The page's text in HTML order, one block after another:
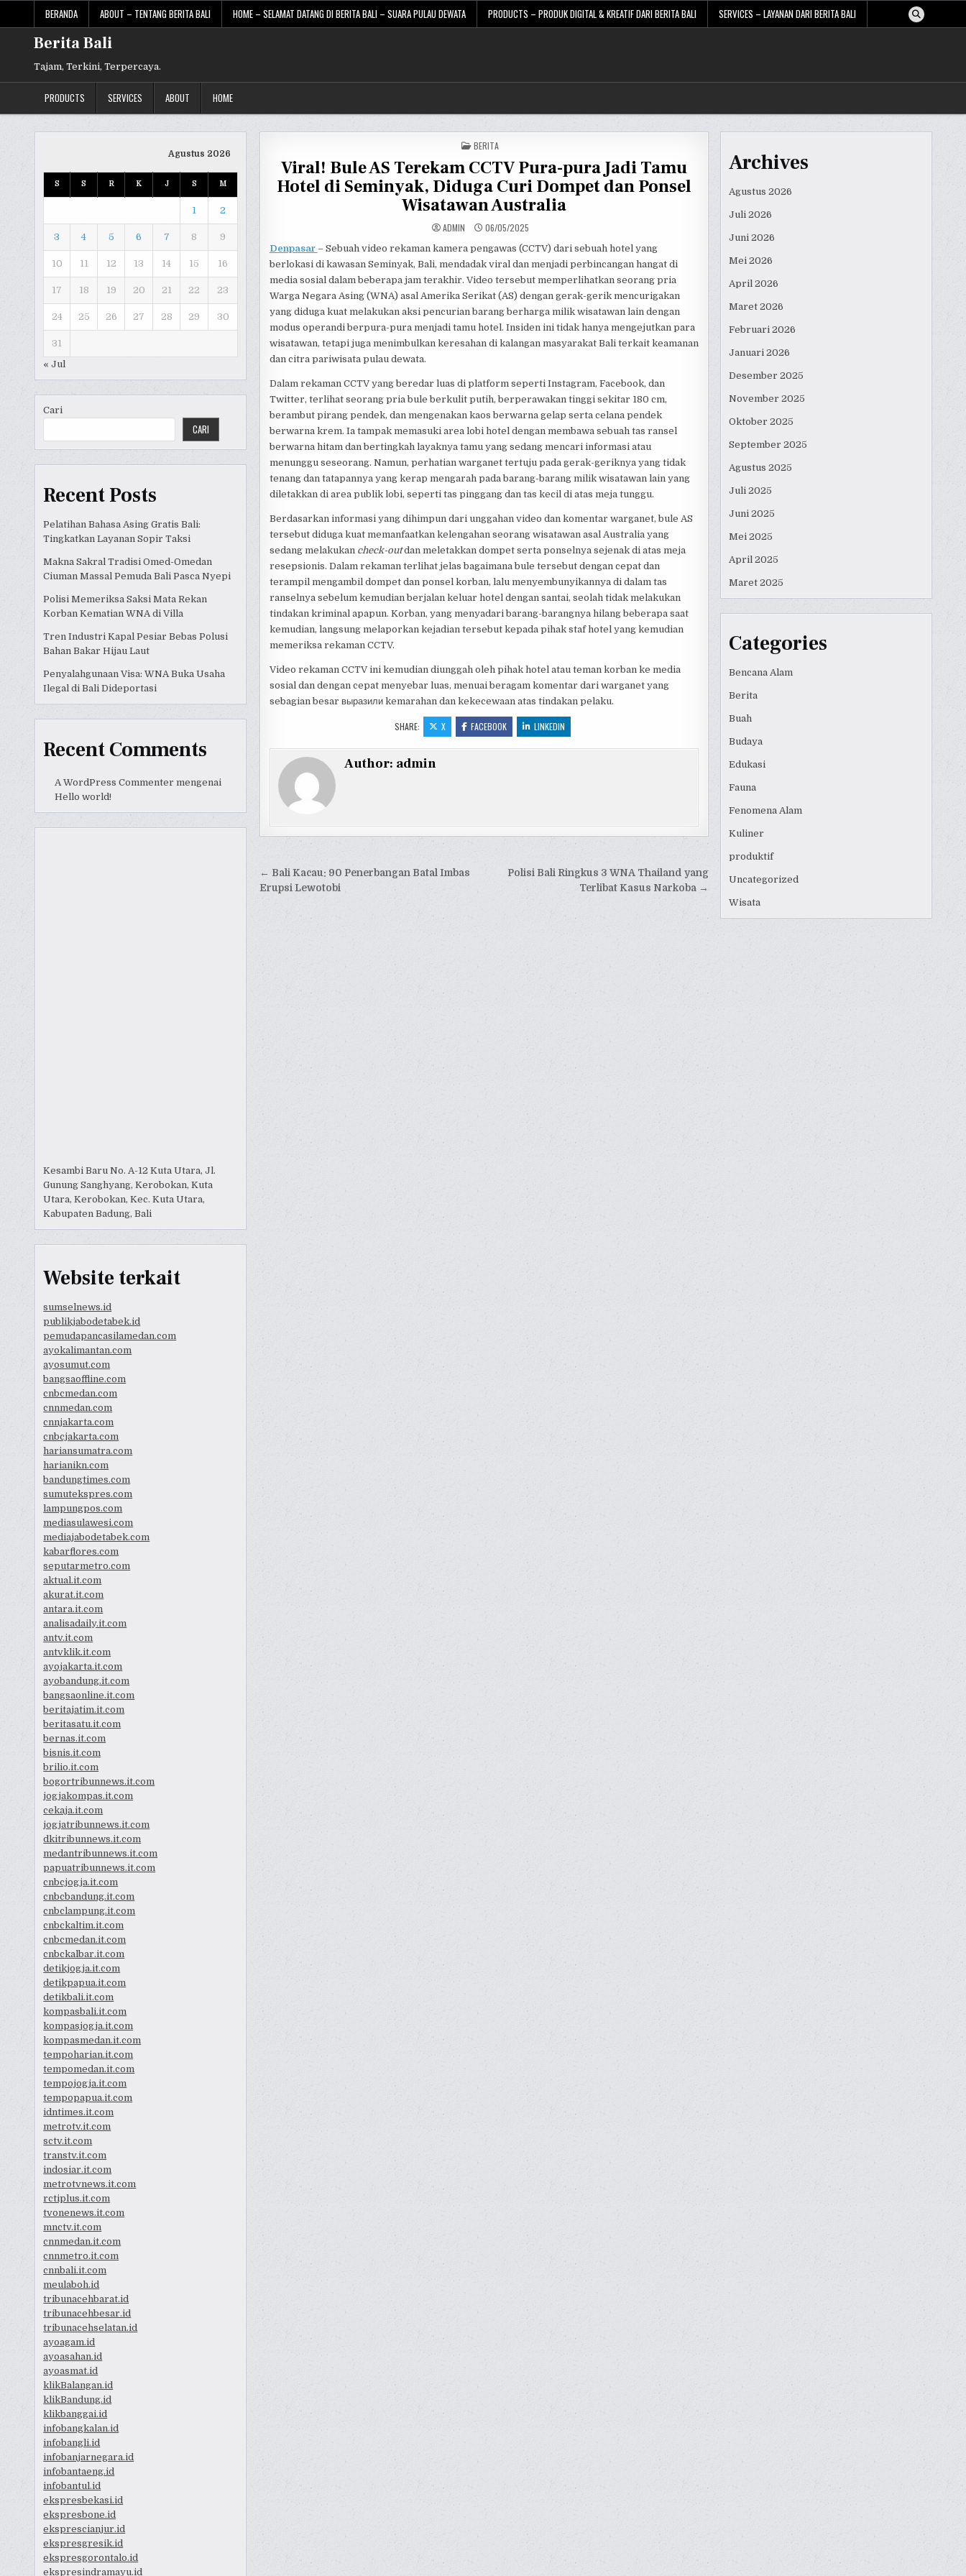
content
BERANDA ABOUT – TENTANG BERITA BALI HOME – SELAMAT DATANG DI BERITA BALI – SUARA PULAU DEWATA PRODUCTS – PRODUK DIGITAL & KREATIF DARI BERITA BALI SERVICES – LAYANAN DARI BERITA BALI
Berita Bali
Tajam, Terkini, Terpercaya.
PRODUCTS SERVICES ABOUT HOME
Agustus 2026
S S R K J S M
1 2
3 4 5 6 7 8 9
10 11 12 13 14 15 16
17 18 19 20 21 22 23
24 25 26 27 28 29 30
31
« Jul
Cari
CARI
Recent Posts
Pelatihan Bahasa Asing Gratis Bali:
Tingkatkan Layanan Sopir Taksi
Makna Sakral Tradisi Omed-Omedan
Ciuman Massal Pemuda Bali Pasca Nyepi
Polisi Memeriksa Saksi Mata Rekan
Korban Kematian WNA di Villa
Tren Industri Kapal Pesiar Bebas Polusi
Bahan Bakar Hijau Laut
Penyalahgunaan Visa: WNA Buka Usaha
Ilegal di Bali Dideportasi
Recent Comments
A WordPress Commenter mengenai
Hello world!
Kesambi Baru No. A-12 Kuta Utara, Jl.
Gunung Sanghyang, Kerobokan, Kuta
Utara, Kerobokan, Kec. Kuta Utara,
Kabupaten Badung, Bali
Website terkait
sumselnews.id
publikjabodetabek.id
pemudapancasilamedan.com
ayokalimantan.com
ayosumut.com
bangsaoffline.com
cnbcmedan.com
cnnmedan.com
cnnjakarta.com
cnbcjakarta.com
hariansumatra.com
harianikn.com
bandungtimes.com
sumutekspres.com
lampungpos.com
mediasulawesi.com
mediajabodetabek.com
kabarflores.com
seputarmetro.com
aktual.it.com
akurat.it.com
antara.it.com
analisadaily.it.com
antv.it.com
antvklik.it.com
ayojakarta.it.com
ayobandung.it.com
bangsaonline.it.com
beritajatim.it.com
beritasatu.it.com
bernas.it.com
bisnis.it.com
brilio.it.com
bogortribunnews.it.com
jogjakompas.it.com
cekaja.it.com
jogjatribunnews.it.com
dkitribunnews.it.com
medantribunnews.it.com
papuatribunnews.it.com
cnbcjogja.it.com
cnbcbandung.it.com
cnbclampung.it.com
cnbckaltim.it.com
cnbcmedan.it.com
cnbckalbar.it.com
detikjogja.it.com
detikpapua.it.com
detikbali.it.com
kompasbali.it.com
kompasjogja.it.com
kompasmedan.it.com
tempoharian.it.com
tempomedan.it.com
tempojogja.it.com
tempopapua.it.com
idntimes.it.com
metrotv.it.com
sctv.it.com
transtv.it.com
indosiar.it.com
metrotvnews.it.com
rctiplus.it.com
tvonenews.it.com
mnctv.it.com
cnnmedan.it.com
cnnmetro.it.com
cnnbali.it.com
meulaboh.id
tribunacehbarat.id
tribunacehbesar.id
tribunacehselatan.id
ayoagam.id
ayoasahan.id
ayoasmat.id
klikBalangan.id
klikBandung.id
klikbanggai.id
infobangkalan.id
infobangli.id
infobanjarnegara.id
infobantaeng.id
infobantul.id
ekspresbekasi.id
ekspresbone.id
eksprescianjur.id
ekspresgresik.id
ekspresgorontalo.id
ekspresindramayu.id
POSTED
IN
BERITA
Viral! Bule AS Terekam CCTV Pura-pura Jadi Tamu
Hotel di Seminyak, Diduga Curi Dompet dan Ponsel
Wisatawan Australia
ADMIN 06/05/2025
Denpasar – Sebuah video rekaman kamera pengawas (CCTV) dari sebuah hotel yang
berlokasi di kawasan Seminyak, Bali, mendadak viral dan menjadi perbincangan hangat di
media sosial dalam beberapa jam terakhir. Video tersebut memperlihatkan seorang pria
Warga Negara Asing (WNA) asal Amerika Serikat (AS) dengan gerak-gerik mencurigakan
yang diduga kuat melakukan aksi pencurian barang berharga milik wisatawan lain dengan
modus operandi berpura-pura menjadi tamu hotel. Insiden ini tidak hanya mengejutkan para
wisatawan, tetapi juga menimbulkan keresahan di kalangan masyarakat Bali terkait keamanan
dan citra pariwisata pulau dewata.
Dalam rekaman CCTV yang beredar luas di platform seperti Instagram, Facebook, dan
Twitter, terlihat seorang pria bule berkulit putih, berperawakan tinggi sekitar 180 cm,
berambut pirang pendek, dan mengenakan kaos berwarna gelap serta celana pendek
berwarna krem. Ia tampak memasuki area lobi hotel dengan membawa sebuah tas ransel
berwarna hitam dan bertingkah layaknya tamu yang sedang mencari informasi atau
menunggu seseorang. Namun, perhatian warganet tertuju pada gerak-geriknya yang tidak
tenang dan tatapannya yang kerap mengarah pada barang-barang milik wisatawan lain yang
diletakkan di area publik lobi, seperti tas pinggang dan tas kecil di atas meja tunggu.
Berdasarkan informasi yang dihimpun dari unggahan video dan komentar warganet, bule AS
tersebut diduga kuat memanfaatkan kelengahan seorang wisatawan asal Australia yang
sedang melakukan check-outdan meletakkan dompet serta ponselnya sejenak di atas meja
resepsionis. Dalam rekaman terlihat jelas bagaimana bule tersebut dengan cepat dan
terampil mengambil dompet dan ponsel korban, lalu menyembunyikannya di dalam tas
ranselnya sebelum kemudian berjalan keluar hotel dengan santai, seolah tidak melakukan
tindakan kriminal apapun. Korban, yang menyadari barang-barangnya hilang beberapa saat
kemudian, langsung melaporkan kejadian tersebut kepada pihak staf hotel yang kemudian
memeriksa rekaman CCTV.
Video rekaman CCTV ini kemudian diunggah oleh pihak hotel atau teman korban ke media
sosial dan dengan cepat menyebar luas, menuai beragam komentar dari warganet yang
sebagian besar выразили kemarahan dan kekecewaan atas tindakan pelaku.
SHARE: X FACEBOOK LINKEDIN
Author: admin
Navigasi
pos
Polisi Bali Ringkus 3 WNA Thailand yang
Terlibat Kasus Narkoba →
← Bali Kacau: 90 Penerbangan Batal Imbas
Erupsi Lewotobi
Archives
Agustus 2026
Juli 2026
Juni 2026
Mei 2026
April 2026
Maret 2026
Februari 2026
Januari 2026
Desember 2025
November 2025
Oktober 2025
September 2025
Agustus 2025
Juli 2025
Juni 2025
Mei 2025
April 2025
Maret 2025
Categories
Bencana Alam
Berita
Buah
Budaya
Edukasi
Fauna
Fenomena Alam
Kuliner
produktif
Uncategorized
Wisata